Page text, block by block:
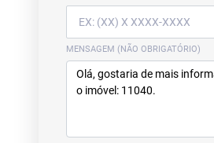
MENSAGEM (NÃO OBRIGATÓRIO)